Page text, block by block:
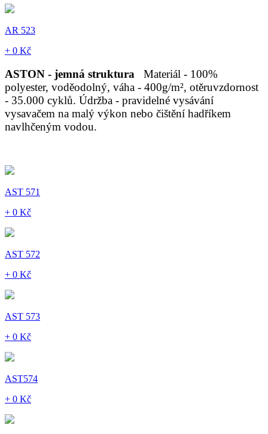
AR 523
+ 0 Kč
ASTON - jemná struktura
Materiál - 100%
polyester, voděodolný, váha - 400g/m², otěruvzdornost
- 35.000 cyklů. Údržba - pravidelné vysávání
vysavačem na malý výkon nebo čištění hadříkem
navlhčeným vodou.
AST 571
+ 0 Kč
AST 572
+ 0 Kč
AST 573
+ 0 Kč
AST574
+ 0 Kč